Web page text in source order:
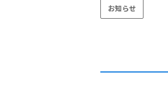
お知らせ